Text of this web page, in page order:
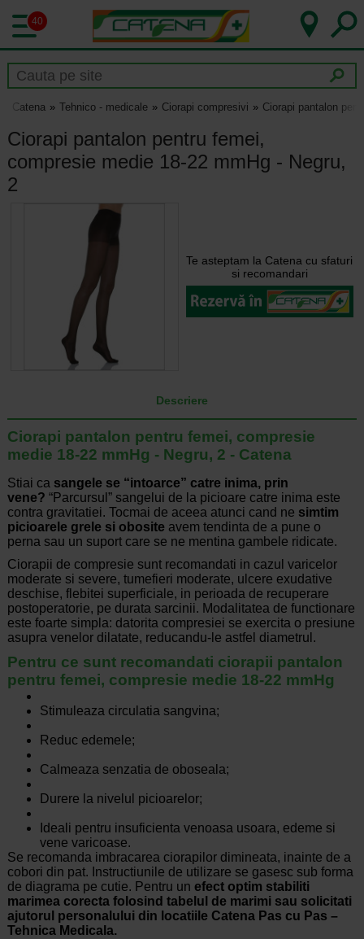
40
Catena Tehnico - medicale Ciorapi compresivi Ciorapi pantalon
Ciorapi pantalon pentru femei,
compresie medie 18-22 mmHg - Negru,
2
Te asteptam la Catena cu sfaturi
si recomandari
Descriere
Ciorapi pantalon pentru femei, compresie
medie 18-22 mmHg - Negru, 2 - Catena
Stiai ca sangele se “intoarce” catre inima, prin
vene? “Parcursul” sangelui de la picioare catre inima este
contra gravitatiei. Tocmai de aceea atunci cand ne simtim
picioarele grele si obosite avem tendinta de a pune o
perna sau un suport care se ne mentina gambele ridicate.
Ciorapii de compresie sunt recomandati in cazul varicelor
moderate si severe, tumefieri moderate, ulcere exudative
deschise, flebitei superficiale, in perioada de recuperare
postoperatorie, pe durata sarcinii. Modalitatea de functionare
este foarte simpla: datorita compresiei se exercita o presiune
asupra venelor dilatate, reducandu-le astfel diametrul.
Pentru ce sunt recomandati ciorapii pantalon
pentru femei, compresie medie 18-22 mmHg
Stimuleaza circulatia sangvina;
Reduc edemele;
Calmeaza senzatia de oboseala;
Durere la nivelul picioarelor;
Ideali pentru insuficienta venoasa usoara, edeme si
vene varicoase.
Se recomanda imbracarea ciorapilor dimineata, inainte de a
cobori din pat. Instructiunile de utilizare se gasesc sub forma
de diagrama pe cutie. Pentru un efect optim stabiliti
marimea corecta folosind tabelul de marimi sau solicitati
ajutorul personalului din locatiile Catena Pas cu Pas –
Tehnica Medicala.